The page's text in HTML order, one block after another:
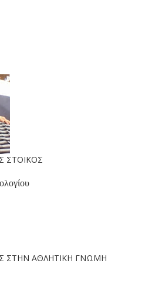
ΣΤΟΙΚΟΣ
ΣΤΗΝ ΑΘΛΗΤΙΚΗ ΓΝΩΜΗ